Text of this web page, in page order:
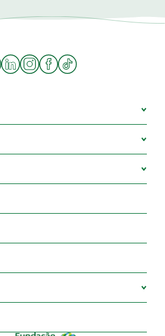
YouTube
LinkedInInstagramFacebook
Tiktok